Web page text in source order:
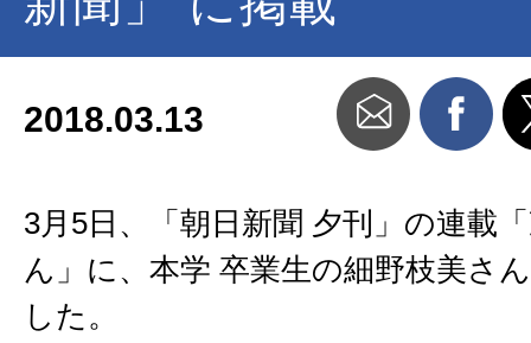
2018.03.13
3月5日、「朝日新聞 夕刊」の連載
ん」に、本学 卒業生の細野枝美さ
した。